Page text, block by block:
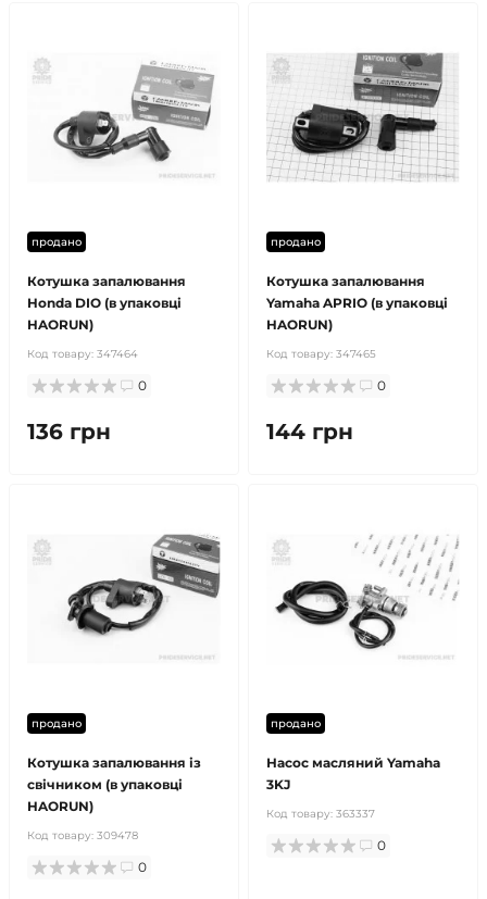
продано
Котушка запалювання
Honda DIO (в упаковці
HAORUN)
Код товару: 347464
0
136 грн
продано
Котушка запалювання
Yamaha APRIO (в упаковці
HAORUN)
Код товару: 347465
0
144 грн
продано
Котушка запалювання із
свічником (в упаковці
HAORUN)
Код товару: 309478
0
продано
Насос масляний Yamaha
3KJ
Код товару: 363337
0